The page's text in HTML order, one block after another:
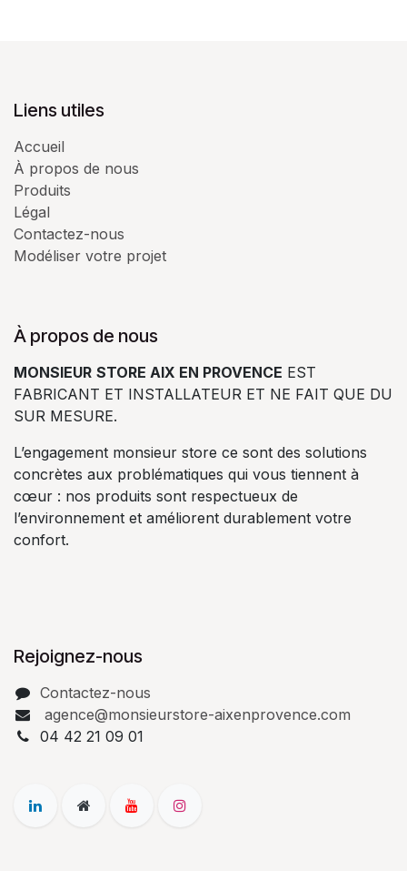
Liens utiles
Accueil
À propos de nous
Produits
Légal
Contactez-nous
Modéliser votre projet
À propos de nous
MONSIEUR STORE AIX EN PROVENCE EST
FABRICANT ET INSTALLATEUR ET NE FAIT QUE DU
SUR MESURE.
L’engagement monsieur store ce sont des solutions
concrètes aux problématiques qui vous tiennent à
cœur : nos produits sont respectueux de
l’environnement et améliorent durablement votre
confort.
Rejoignez-nous
Contactez-nous
agence@monsieurstore-aixenprovence.com
04 42 21 09 01